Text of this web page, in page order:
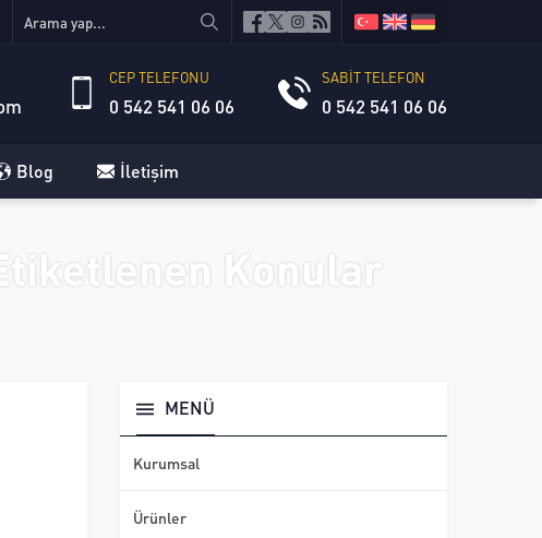
CEP TELEFONU
0 542 541 06 06
SABİT TELEFON
0 542 541 06 06
Blog İletişim
Konular
MENÜ
Kurumsal
Ürünler